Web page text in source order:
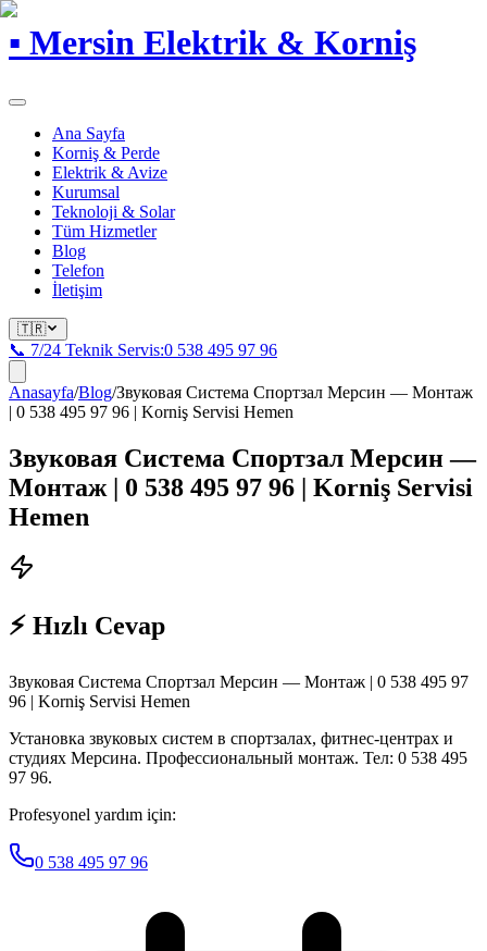
▪ Mersin Elektrik & Korniş
Ana Sayfa
Korniş & Perde
Elektrik & Avize
Kurumsal
Teknoloji & Solar
Tüm Hizmetler
Blog
Telefon
İletişim
🇹🇷
📞 7/24 Teknik Servis:0 538 495 97 96
Anasayfa/Blog/Звуковая Система Спортзал Мерсин — Монтаж
| 0 538 495 97 96 | Korniş Servisi Hemen
Звуковая Система Спортзал Мерсин —
Монтаж | 0 538 495 97 96 | Korniş Servisi
Hemen
⚡ Hızlı Cevap
Звуковая Система Спортзал Мерсин — Монтаж | 0 538 495 97
96 | Korniş Servisi Hemen
Установка звуковых систем в спортзалах, фитнес-центрах и
студиях Мерсина. Профессиональный монтаж. Тел: 0 538 495
97 96.
Profesyonel yardım için:
0 538 495 97 96